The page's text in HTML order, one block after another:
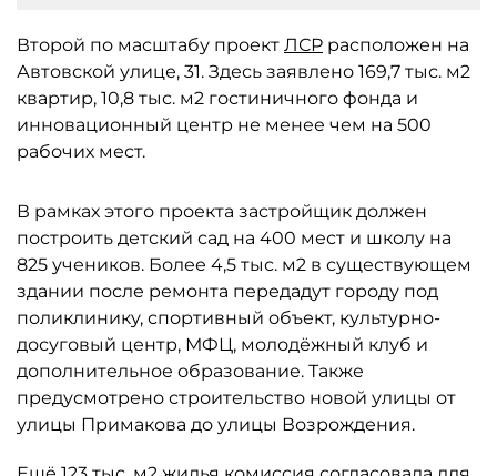
Второй по масштабу проект ЛСР расположен на
Автовской улице, 31. Здесь заявлено 169,7 тыс. м2
квартир, 10,8 тыс. м2 гостиничного фонда и
инновационный центр не менее чем на 500
рабочих мест.
В рамках этого проекта застройщик должен
построить детский сад на 400 мест и школу на
825 учеников. Более 4,5 тыс. м2 в существующем
здании после ремонта передадут городу под
поликлинику, спортивный объект, культурно-
досуговый центр, МФЦ, молодёжный клуб и
дополнительное образование. Также
предусмотрено строительство новой улицы от
улицы Примакова до улицы Возрождения.